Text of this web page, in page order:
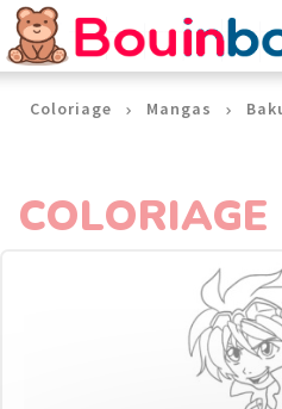
Coloriage Mangas
Panneau de gestion des cookies